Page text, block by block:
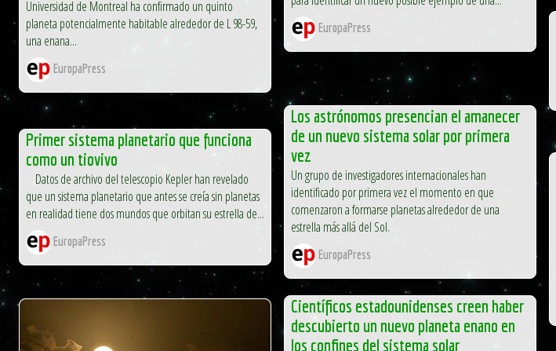
EuropaPress
Universidad de Montreal ha confirmado un quinto
planeta potencialmente habitable alrededor de L 98-59,
una enana...
EuropaPress
Los astrónomos presencian el amanecer
de un nuevo sistema solar por primera
vez
Un grupo de investigadores internacionales han
identificado por primera vez el momento en que
comenzaron a formarse planetas alrededor de una
estrella más allá del Sol.
EuropaPress
Primer sistema planetario que funciona
como un tiovivo
Datos de archivo del telescopio Kepler han revelado
que un sistema planetario que antes se creía sin planetas
en realidad tiene dos mundos que orbitan su estrella de...
EuropaPress
Científicos estadounidenses creen haber
descubierto un nuevo planeta enano en
los confines del sistema solar